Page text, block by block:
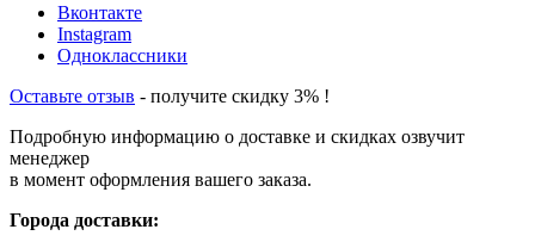
Вконтакте
Instagram
Одноклассники
Оставьте отзыв - получите скидку 3% !
Подробную информацию о доставке и скидках озвучит
менеджер
в момент оформления вашего заказа.
Города доставки: